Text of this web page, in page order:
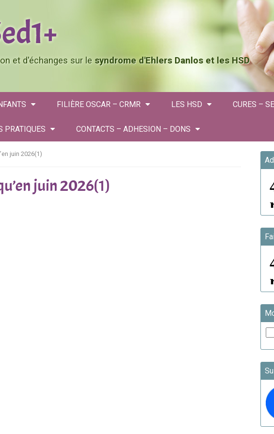
et d'échanges sur le syndrome d'Ehlers Danlos et les HSD
FILIÈRE OSCAR – CRMR LES HSD CURES –
PRATIQUES CONTACTS – ADHESION – DONS
juin 2026(1)
juin 2026(1)